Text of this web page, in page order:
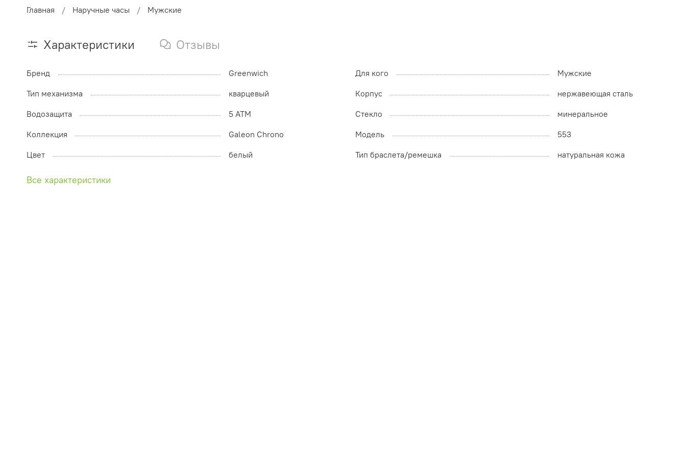
Главная Наручные часы Мужские
Характеристики Отзывы
Бренд Greenwich Для кого
Мужские
Тип механизма
кварцевый Корпус
нержавеющая сталь
Водозащита
5 ATM Стекло
минеральное
Коллекция
Galeon Chrono Модель
553
Цвет
белый Тип браслета/ремешка натуральная кожа
Все характеристики